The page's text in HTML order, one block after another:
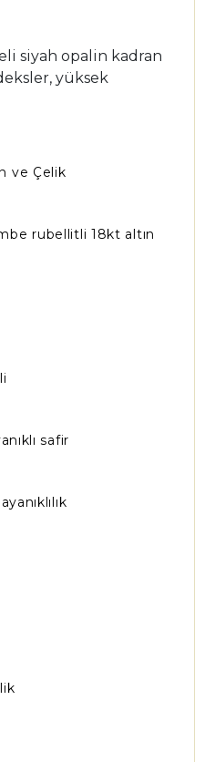
siyah opalin kadran
yüksek
ve Çelik
rubellitli 18kt altın
safir